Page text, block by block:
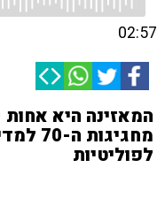
02:57
המאזינה היא
לפוליטיות